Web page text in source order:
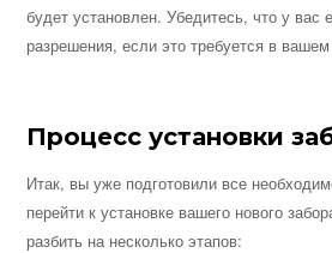
будет установлен. Убедитесь, что у вас
разрешения, если это требуется в вашем
Процесс установки
Итак, вы уже подготовили все
перейти к установке вашего нового
разбить на несколько этапов: